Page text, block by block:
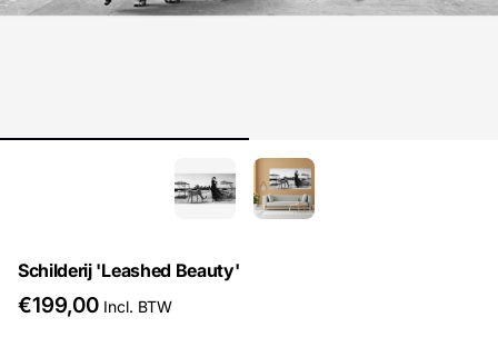
Schilderij 'Leashed Beauty'
€199,00 Incl. BTW